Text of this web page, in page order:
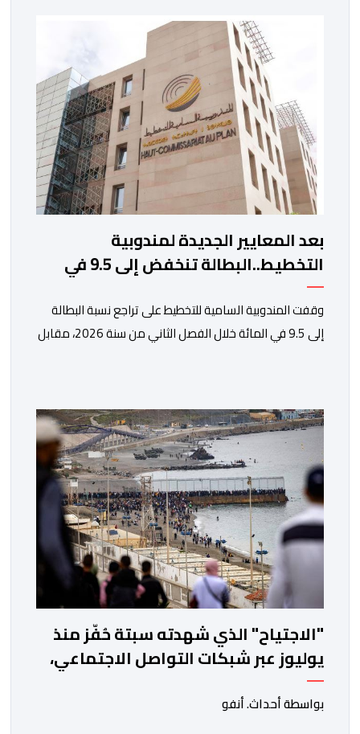
والسائقون المهنيون، على حد سواء، يواجهون ضغوطا
اقتصادية غير مسبوقة نتيجة الارتفاع المستمر في كلفة
العملية النقلية، حيث […]
بعد المعايير الجديدة لمندوبية
التخطيط..البطالة تنخفض إلى 9.5 في
المائة
وقفت المندوبية السامية للتخطيط على تراجع نسبة البطالة
إلى 9.5 في المائة خلال الفصل الثاني من سنة 2026، مقابل
الشغل، يتعين التذكير بأن هذه الأخيرة، غيرت منهجيتها في
احتساب البطالة، معتمدة جيلا جديدا من البحوث فيما […]
"الاجتياح" الذي شهدته سبتة حُفّز منذ
يوليوز عبر شبكات التواصل الاجتماعي،
خصوصاً انطلاقاً من الجزائر
بواسطة أحداث. أنفو